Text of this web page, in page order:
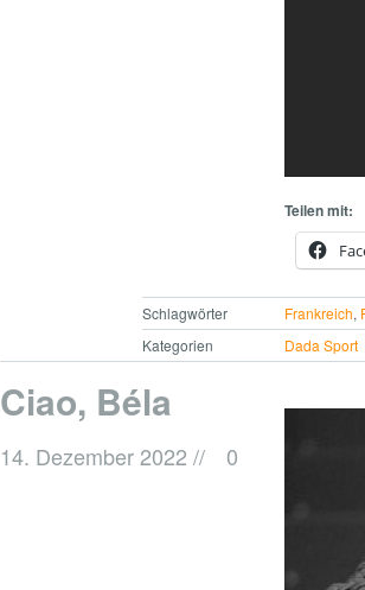
Teilen mit:
Schlagwörter Frankreich,
Kategorien
Dada Sport
Ciao, Béla
14. Dezember 2022 // 0